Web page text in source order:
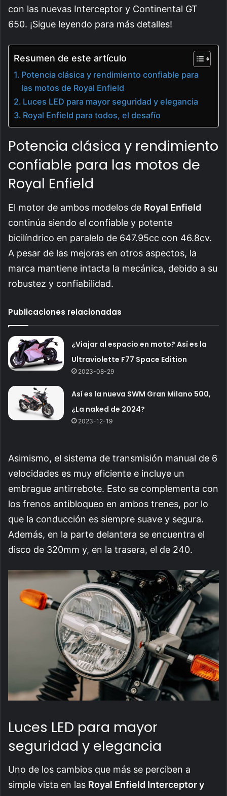
con las nuevas Interceptor y Continental GT
650. ¡Sigue leyendo para más detalles!
Resumen de este artículo
Potencia clásica y rendimiento confiable para
las motos de Royal Enfield
Luces LED para mayor seguridad y elegancia
Royal Enfield para todos, el desafío
Potencia clásica y rendimiento
confiable para las motos de
Royal Enfield
El motor de ambos modelos de Royal Enfield
continúa siendo el confiable y potente
bicilíndrico en paralelo de 647.95cc con 46.8cv.
A pesar de las mejoras en otros aspectos, la
marca mantiene intacta la mecánica, debido a su
robustez y confiabilidad.
Publicaciones relacionadas
¿Viajar al espacio en moto? Así es la
Ultraviolette F77 Space Edition
2023-08-29
Así es la nueva SWM Gran Milano 500,
¿La naked de 2024?
2023-12-19
Asimismo, el sistema de transmisión manual de 6
velocidades es muy eficiente e incluye un
embrague antirrebote. Esto se complementa con
los frenos antibloqueo en ambos trenes, por lo
que la conducción es siempre suave y segura.
Además, en la parte delantera se encuentra el
disco de 320mm y, en la trasera, el de 240.
Luces LED para mayor
seguridad y elegancia
Uno de los cambios que más se perciben a
simple vista en las Royal Enfield Interceptor y